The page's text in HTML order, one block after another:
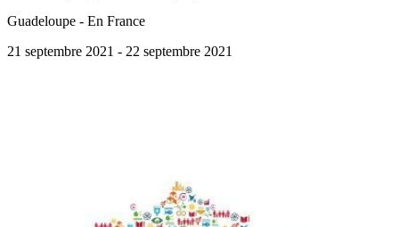
Guadeloupe - En France
21 septembre 2021 - 22 septembre 2021